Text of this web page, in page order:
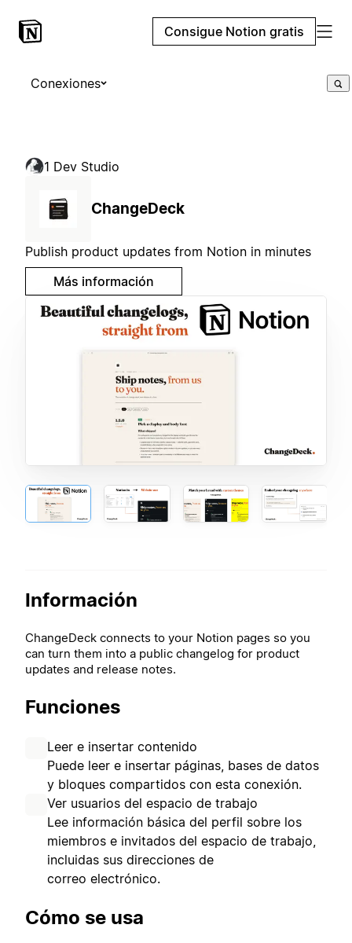
Consigue Notion gratis
Conexiones
1 Dev Studio
ChangeDeck
Publish product updates from Notion in minutes
Más información
Información
ChangeDeck connects to your Notion pages so you
can turn them into a public changelog for product
updates and release notes.
Funciones
Leer e insertar contenido
Puede leer e insertar páginas, bases de datos
y bloques compartidos con esta conexión.
Ver usuarios del espacio de trabajo
Lee información básica del perfil sobre los
miembros e invitados del espacio de trabajo,
incluidas sus direcciones de
correo electrónico.
Cómo se usa